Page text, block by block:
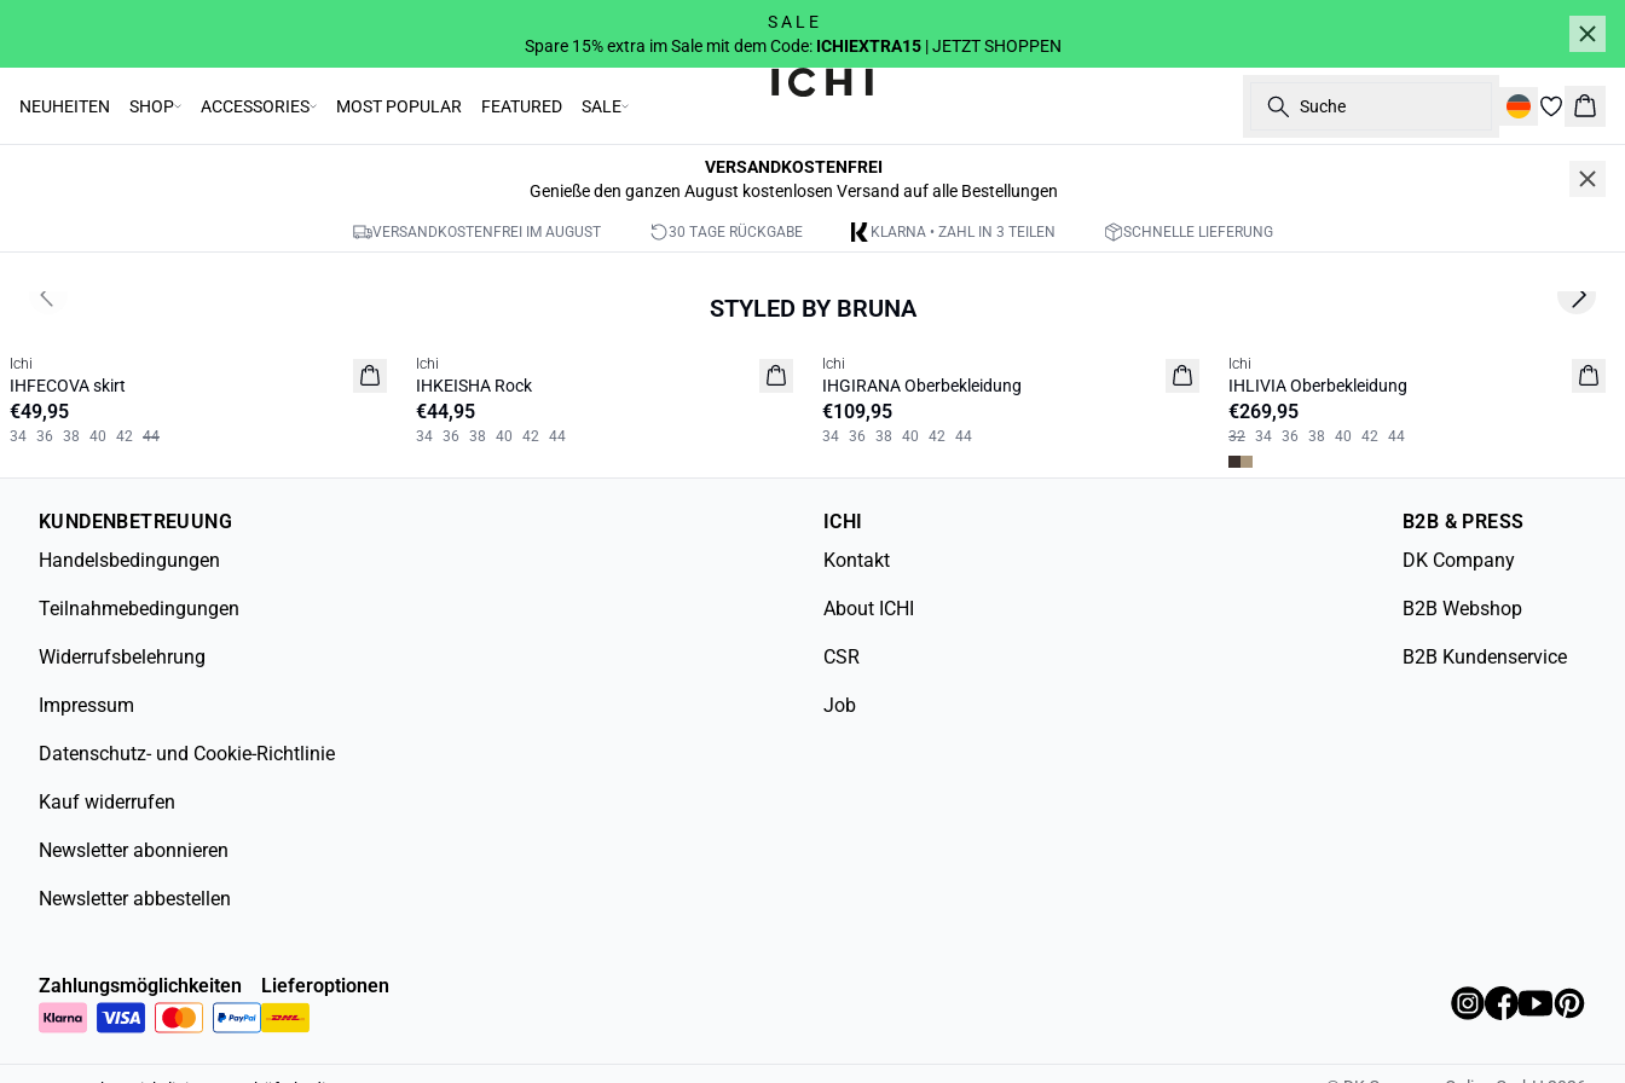
S A L E
Spare 15% extra im Sale mit dem Code: ICHIEXTRA15 | JETZT SHOPPEN
NEUHEITEN SHOP ACCESSORIES MOST POPULAR FEATURED SALE Suche
VERSANDKOSTENFREI
Genieße den ganzen August kostenlosen Versand auf alle Bestellungen
VERSANDKOSTENFREI IM AUGUST 30 TAGE RÜCKGABE KLARNA • ZAHL IN 3 TEILEN SCHNELLE LIEFERUNG
STYLED BY BRUNA
NEUHEIT
Ichi
IHFECOVA skirt
€49,95
34 36 38 40 42 44
NEUHEIT
Ichi
IHKEISHA Rock
€44,95
34 36 38 40 42 44
NEUHEIT
Ichi
IHGIRANA Oberbekleidung
€109,95
34 36 38 40 42 44
NEUHEIT
Ichi
IHLIVIA Oberbekleidung
€269,95
32 34 36 38 40 42 44
Previous slide Next
KUNDENBETREUUNG
Handelsbedingungen
Teilnahmebedingungen
Widerrufsbelehrung
Impressum
Datenschutz- und Cookie-Richtlinie
Kauf widerrufen
Newsletter abonnieren
Newsletter abbestellen
ICHI
Kontakt
About ICHI
CSR
Job
B2B & PRESS
DK Company
B2B Webshop
B2B Kundenservice
Zahlungsmöglichkeiten Lieferoptionen